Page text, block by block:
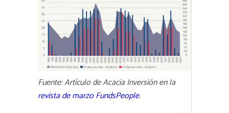
Fuente: Artículo de Acacia Inversión en la
revista de marzo FundsPeople.